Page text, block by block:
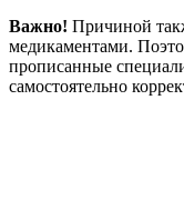
Важно! Причиной
медикаментами.
прописанные
самостоятельно